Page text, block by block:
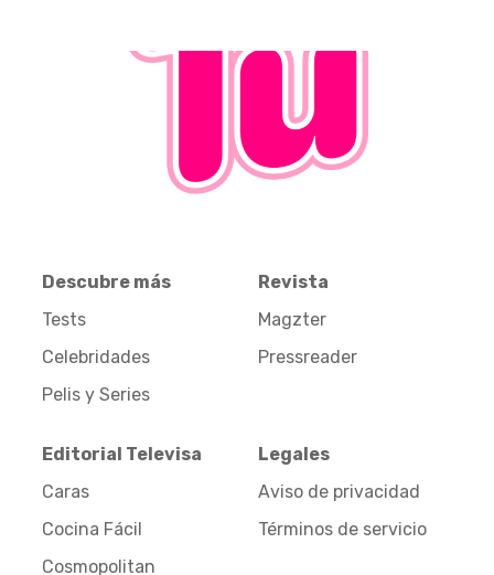
Descubre más
Tests
Celebridades
Pelis y Series
Revista
Magzter
Pressreader
Editorial Televisa
Caras
Cocina Fácil
Cosmopolitan
Legales
Aviso de privacidad
Términos de servicio